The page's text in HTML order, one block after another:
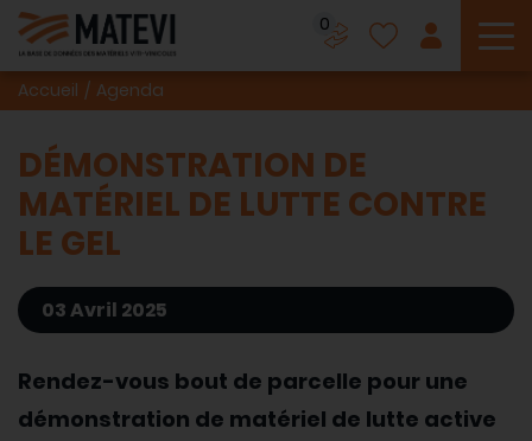
0
Accueil Agenda
DÉMONSTRATION DE
MATÉRIEL DE LUTTE CONTRE
LE GEL
03 Avril 2025
Rendez-vous bout de parcelle pour une
démonstration de matériel de lutte active